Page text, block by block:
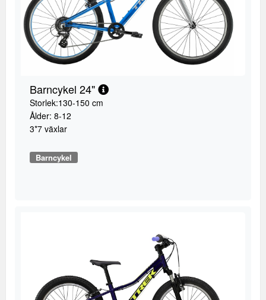
Barncykel
Barncykel 24"
Storlek:130-150 cm
Ålder: 8-12
3*7 växlar